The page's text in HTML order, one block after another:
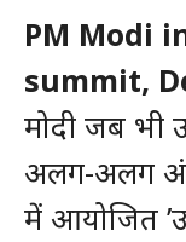
PM Modi
summit,
मोदी जब भी
अलग-अलग
में आयोजित